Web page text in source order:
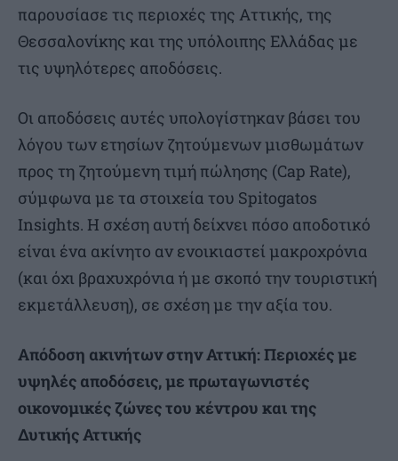
παρουσίασε τις περιοχές της Αττικής, της
Θεσσαλονίκης και της υπόλοιπης Ελλάδας με
τις υψηλότερες αποδόσεις.
Οι αποδόσεις αυτές υπολογίστηκαν βάσει του
λόγου των ετησίων ζητούμενων μισθωμάτων
προς τη ζητούμενη τιμή πώλησης (Cap Rate),
σύμφωνα με τα στοιχεία του Spitogatos
Insights. Η σχέση αυτή δείχνει πόσο αποδοτικό
είναι ένα ακίνητο αν ενοικιαστεί μακροχρόνια
(και όχι βραχυχρόνια ή με σκοπό την τουριστική
εκμετάλλευση), σε σχέση με την αξία του.
Απόδοση ακινήτων στην Αττική: Περιοχές με
υψηλές αποδόσεις, με πρωταγωνιστές
οικονομικές ζώνες του κέντρου και της
Δυτικής Αττικής